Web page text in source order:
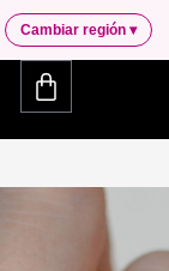
Cambiar región ▾